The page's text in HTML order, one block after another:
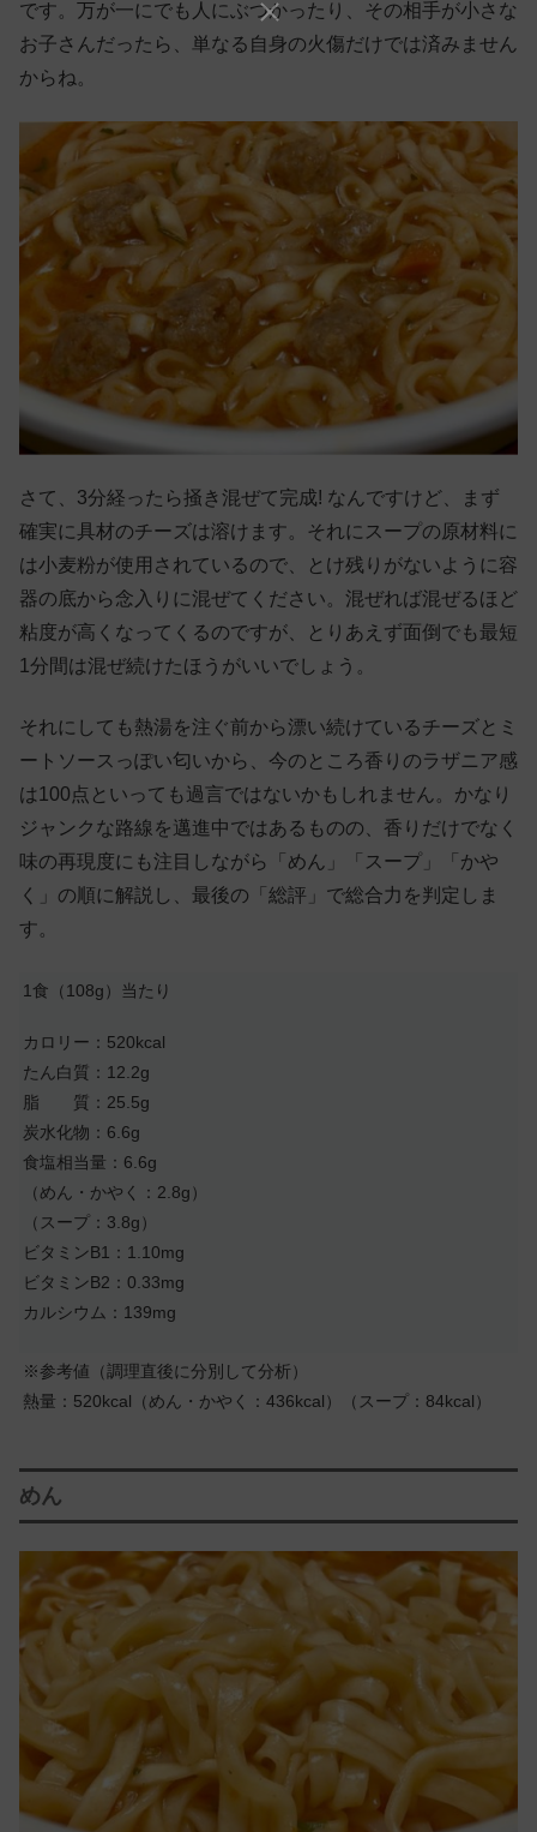
です。万が一にでも人にぶつかったり、その相手が小さな
お子さんだったら、単なる自身の火傷だけでは済みません
からね。
さて、3分経ったら掻き混ぜて完成! なんですけど、まず
確実に具材のチーズは溶けます。それにスープの原材料に
は小麦粉が使用されているので、とけ残りがないように容
器の底から念入りに混ぜてください。混ぜれば混ぜるほど
粘度が高くなってくるのですが、とりあえず面倒でも最短
1分間は混ぜ続けたほうがいいでしょう。
それにしても熱湯を注ぐ前から漂い続けているチーズとミ
ートソースっぽい匂いから、今のところ香りのラザニア感
は100点といっても過言ではないかもしれません。かなり
ジャンクな路線を邁進中ではあるものの、香りだけでなく
味の再現度にも注目しながら「めん」「スープ」「かや
く」の順に解説し、最後の「総評」で総合力を判定しま
す。
1食（108g）当たり
カロリー：520kcal
たん白質：12.2g
脂 質：25.5g
炭水化物：6.6g
食塩相当量：6.6g
（めん・かやく：2.8g）
（スープ：3.8g）
ビタミンB1：1.10mg
ビタミンB2：0.33mg
カルシウム：139mg
※参考値（調理直後に分別して分析）
熱量：520kcal（めん・かやく：436kcal）（スープ：84kcal）
めん